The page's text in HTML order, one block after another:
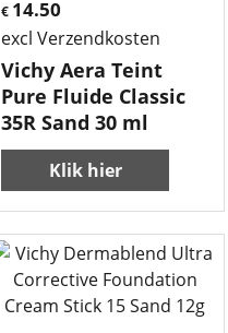
€ 14.50
excl Verzendkosten
Vichy Aera Teint
Pure Fluide Classic
35R Sand 30 ml
Klik hier